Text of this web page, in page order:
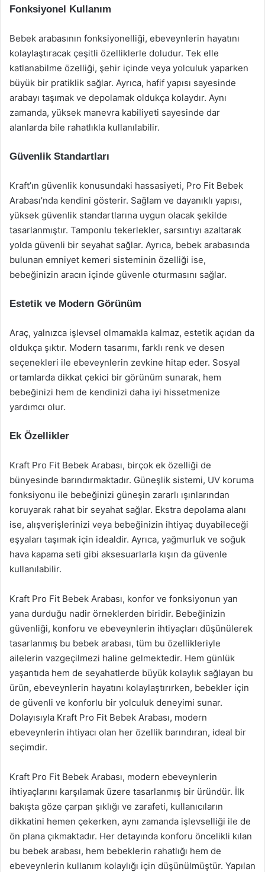
Fonksiyonel Kullanım
Bebek arabasının fonksiyonelliği, ebeveynlerin hayatını
kolaylaştıracak çeşitli özelliklerle doludur. Tek elle
katlanabilme özelliği, şehir içinde veya yolculuk yaparken
büyük bir pratiklik sağlar. Ayrıca, hafif yapısı sayesinde
arabayı taşımak ve depolamak oldukça kolaydır. Aynı
zamanda, yüksek manevra kabiliyeti sayesinde dar
alanlarda bile rahatlıkla kullanılabilir.
Güvenlik Standartları
Kraft’ın güvenlik konusundaki hassasiyeti, Pro Fit Bebek
Arabası’nda kendini gösterir. Sağlam ve dayanıklı yapısı,
yüksek güvenlik standartlarına uygun olacak şekilde
tasarlanmıştır. Tamponlu tekerlekler, sarsıntıyı azaltarak
yolda güvenli bir seyahat sağlar. Ayrıca, bebek arabasında
bulunan emniyet kemeri sisteminin özelliği ise,
bebeğinizin aracın içinde güvenle oturmasını sağlar.
Estetik ve Modern Görünüm
Araç, yalnızca işlevsel olmamakla kalmaz, estetik açıdan da
oldukça şıktır. Modern tasarımı, farklı renk ve desen
seçenekleri ile ebeveynlerin zevkine hitap eder. Sosyal
ortamlarda dikkat çekici bir görünüm sunarak, hem
bebeğinizi hem de kendinizi daha iyi hissetmenize
yardımcı olur.
Ek Özellikler
Kraft Pro Fit Bebek Arabası, birçok ek özelliği de
bünyesinde barındırmaktadır. Güneşlik sistemi, UV koruma
fonksiyonu ile bebeğinizi güneşin zararlı ışınlarından
koruyarak rahat bir seyahat sağlar. Ekstra depolama alanı
ise, alışverişlerinizi veya bebeğinizin ihtiyaç duyabileceği
eşyaları taşımak için idealdir. Ayrıca, yağmurluk ve soğuk
hava kapama seti gibi aksesuarlarla kışın da güvenle
kullanılabilir.
Kraft Pro Fit Bebek Arabası, konfor ve fonksiyonun yan
yana durduğu nadir örneklerden biridir. Bebeğinizin
güvenliği, konforu ve ebeveynlerin ihtiyaçları düşünülerek
tasarlanmış bu bebek arabası, tüm bu özellikleriyle
ailelerin vazgeçilmezi haline gelmektedir. Hem günlük
yaşantıda hem de seyahatlerde büyük kolaylık sağlayan bu
ürün, ebeveynlerin hayatını kolaylaştırırken, bebekler için
de güvenli ve konforlu bir yolculuk deneyimi sunar.
Dolayısıyla Kraft Pro Fit Bebek Arabası, modern
ebeveynlerin ihtiyacı olan her özellik barındıran, ideal bir
seçimdir.
Kraft Pro Fit Bebek Arabası, modern ebeveynlerin
ihtiyaçlarını karşılamak üzere tasarlanmış bir üründür. İlk
bakışta göze çarpan şıklığı ve zarafeti, kullanıcıların
dikkatini hemen çekerken, aynı zamanda işlevselliği ile de
ön plana çıkmaktadır. Her detayında konforu öncelikli kılan
bu bebek arabası, hem bebeklerin rahatlığı hem de
ebeveynlerin kullanım kolaylığı için düşünülmüştür. Yapılan